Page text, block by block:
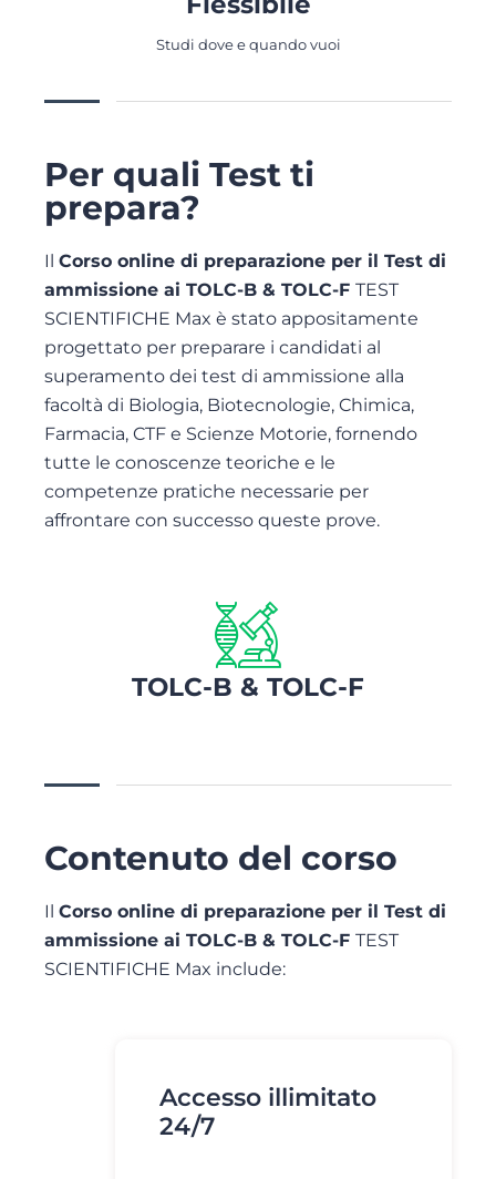
Studi dove e quando vuoi
Per quali Test ti
prepara?
Il Corso online di preparazione per il Test di
ammissione ai TOLC-B & TOLC-F TEST
SCIENTIFICHE Max è stato appositamente
progettato per preparare i candidati al
superamento dei test di ammissione alla
facoltà di Biologia, Biotecnologie, Chimica,
Farmacia, CTF e Scienze Motorie, fornendo
tutte le conoscenze teoriche e le
competenze pratiche necessarie per
affrontare con successo queste prove.
TOLC-B & TOLC-F
Contenuto del corso
Il Corso online di preparazione per il Test di
ammissione ai TOLC-B & TOLC-F TEST
SCIENTIFICHE Max include:
Accesso illimitato
24/7